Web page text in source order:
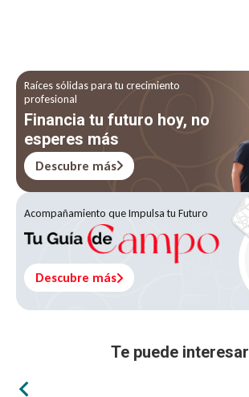
Raíces sólidas para tu crecimiento
profesional
Financia tu futuro hoy, no
esperes más
Descubre más
Acompañamiento que Impulsa tu Futuro
Descubre más
Te puede interesar
Analítica de Datos y Mercados